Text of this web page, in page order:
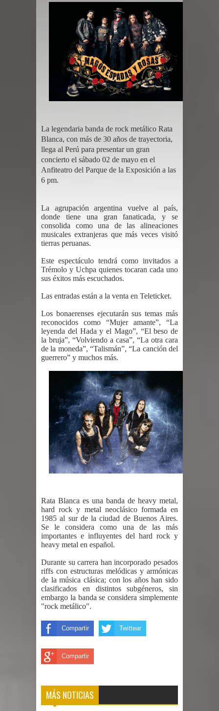
La legendaria banda de rock metálico Rata
Blanca, con más de 30 años de trayectoria,
llega al Perú para presentar un gran
concierto el sábado 02 de mayo en el
Anfiteatro del Parque de la Exposición a las
6 pm.
La agrupación argentina vuelve al país,
donde tiene una gran fanaticada, y se
consolida como una de las alineaciones
musicales extranjeras que más veces visitó
tierras peruanas.
Este espectáculo tendrá como invitados a
Trémolo y Uchpa quienes tocaran cada uno
sus éxitos más escuchados.
Las entradas están a la venta en Teleticket.
Los bonaerenses ejecutarán sus temas más
reconocidos como “Mujer amante”, “La
leyenda del Hada y el Mago”, “El beso de
la bruja”, “Volviendo a casa”, “La otra cara
de la moneda”, “Talismán”, “La canción del
guerrero” y muchos más.
Rata Blanca es una banda de heavy metal,
hard rock y metal neoclásico formada en
1985 al sur de la ciudad de Buenos Aires.
Se le considera como una de las más
importantes e influyentes del hard rock y
heavy metal en español.
Durante su carrera han incorporado pesados
riffs con estructuras melódicas y armónicas
de la música clásica; con los años han sido
clasificados en distintos subgéneros, sin
embargo la banda se considera simplemente
"rock metálico".
Compartir Twittear
Compartir
MÁS NOTICIAS